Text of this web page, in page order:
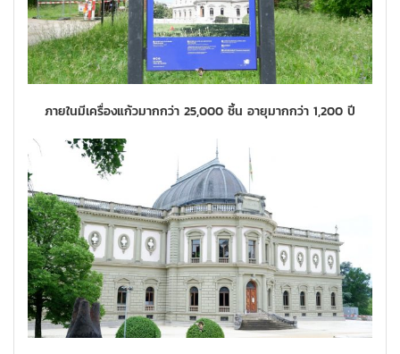
ภายในมีเครื่องแก้วมากกว่า 25,000 ชิ้น อายุมากกว่า 1,200 ปี